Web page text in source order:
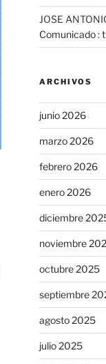
JOSE
Comunicado :
ARCHIVOS
junio 2026
marzo 2026
febrero 2026
enero 2026
diciembre
noviembre
octubre 2025
septiembre
agosto 2025
julio 2025